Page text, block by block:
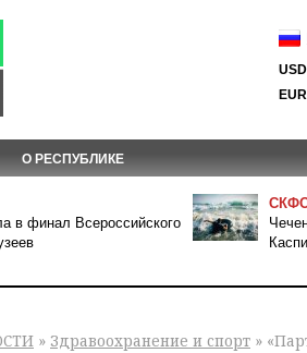
О РЕСПУБЛИКЕ
в финал Всероссийского
» Здравоохранение и спорт »